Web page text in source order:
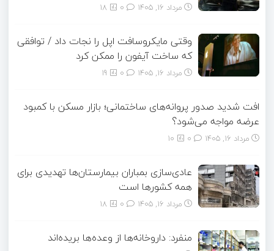
مرداد ۱۶, ۱۴۰۵ 18
وقتی مایکروسافت اپل را نجات داد / توافقی
که ساخت آیفون را ممکن کرد
مرداد ۱۶, ۱۴۰۵ 19
افت شدید صدور پروانه‌های ساختمانی؛ بازار مسکن با کمبود
عرضه مواجه می‌شود؟
مرداد ۱۶, ۱۴۰۵ 10
عادی‌سازی بمباران بیمارستان‌ها تهدیدی برای
همه کشورها است
مرداد ۱۶, ۱۴۰۵ 18
منفرد: داروخانه‌ها از وعده‌ها بریده‌اند